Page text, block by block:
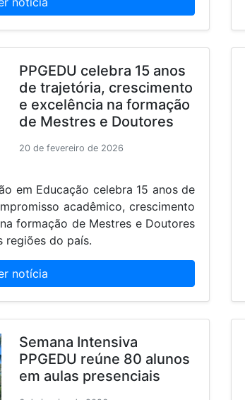
PPGEDU celebra 15 anos
de trajetória, crescimento
e excelência na formação
de Mestres e Doutores
20 de fevereiro de 2026
em Educação celebra 15 anos de
acadêmico, crescimento
formação de Mestres e Doutores
regiões do país.
notícia
Semana Intensiva
PPGEDU reúne 80 alunos
em aulas presenciais